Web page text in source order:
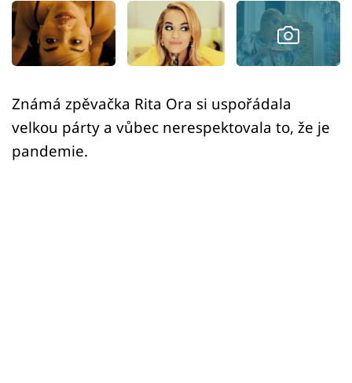
Přihlášení
Sledujte nás
Známá zpěvačka Rita Ora si uspořádala
velkou párty a vůbec nerespektovala to, že je
pandemie.